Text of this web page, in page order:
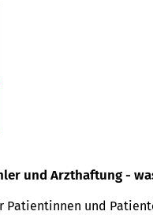
und Arzthaftung -
Patientinnen und